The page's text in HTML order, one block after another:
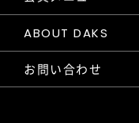
ABOUT DAKS
お問い合わせ